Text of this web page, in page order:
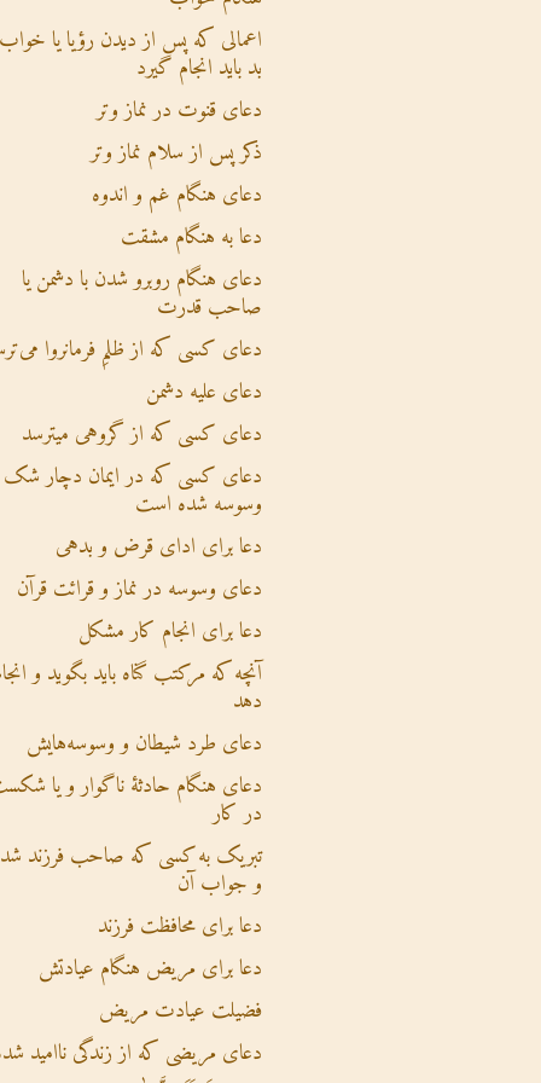
اعمالی که پس از دیدن رؤیا یا خواب
بد باید انجام گیرد
دعای قنوت در نماز وتر
ذکر پس از سلام نماز وتر
دعای هنگام غم و اندوه
دعا به هنگام مشقت
دعای هنگام روبرو شدن با دشمن یا
صاحب قدرت
دعای کسی که از ظلمِ فرمانروا
دعای علیه دشمن
دعای کسی که از گروهی میترسد
دعای کسی که در ایمان دچار
وسوسه شده است
دعا برای ادای قرض و بدهی
دعای وسوسه در نماز و قرائت قرآن
دعا برای انجام کار مشکل
آنچه که مرکتب گناه باید بگوید و
دهد
دعای طرد شیطان و وسوسه‌هایش
دعای هنگام حادثۀ ناگوار و یا
در کار
تبریک به کسی که صاحب فرزند
و جواب آن
دعا برای محافظت فرزند
دعا برای مریض هنگام عیادتش
فضیلت عیادت مریض
دعای مریضی که از زندگی ناامید